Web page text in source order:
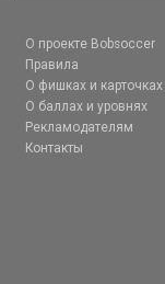
О проекте Bobsoccer
Правила
О фишках и карточках
О баллах и уровнях
Рекламодателям
Контакты